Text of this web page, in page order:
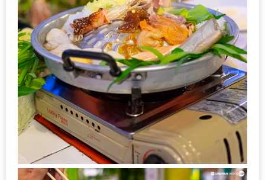
โปร
โม
ชั่
นวัน
แม่
แห่ง
ชาติ
2557
ร้าน
หมู